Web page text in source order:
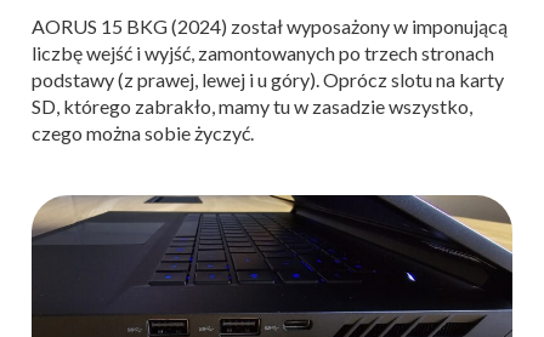
AORUS 15 BKG (2024) został wyposażony w imponującą
liczbę wejść i wyjść, zamontowanych po trzech stronach
podstawy (z prawej, lewej i u góry). Oprócz slotu na karty
SD, którego zabrakło, mamy tu w zasadzie wszystko,
czego można sobie życzyć.